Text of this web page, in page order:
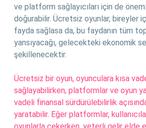
ve platform sağlayıcıları için de
doğurabilir. Ücretsiz oyunlar, bireyler
fayda sağlasa da, bu faydanın tüm
yansıyacağı, gelecekteki ekonomik
şekillenecektir.
Ücretsiz bir oyun, oyunculara kısa
sağlayabilirken, platformlar ve oyun
vadeli finansal sürdürülebilirlik
yaratabilir. Eğer platformlar,